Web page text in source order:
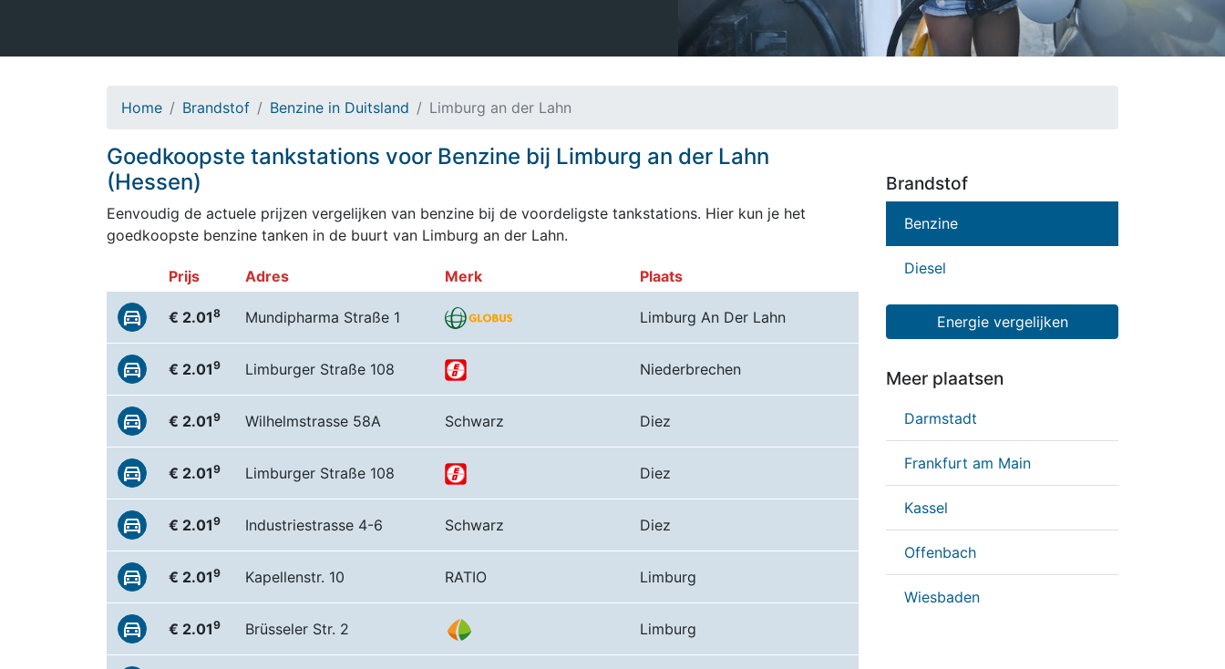
Home Brandstof Benzine in Duitsland Limburg an der Lahn
Goedkoopste tankstations voor Benzine bij Limburg an der Lahn
(Hessen)
Eenvoudig de actuele prijzen vergelijken van benzine bij de voordeligste tankstations. Hier kun je het
goedkoopste benzine tanken in de buurt van Limburg an der Lahn.
Prijs Adres Merk Plaats
€ 2.018 Mundipharma Straße 1 Limburg An Der Lahn
€ 2.019 Limburger Straße 108 Niederbrechen
€ 2.019 Wilhelmstrasse 58A Schwarz Diez
€ 2.019 Limburger Straße 108 Diez
€ 2.019 Industriestrasse 4-6 Schwarz Diez
€ 2.019 Kapellenstr. 10 RATIO Limburg
€ 2.019 Brüsseler Str. 2 Limburg
Brandstof
Benzine
Diesel
Energie vergelijken
Meer plaatsen
Darmstadt
Frankfurt am Main
Kassel
Offenbach
Wiesbaden